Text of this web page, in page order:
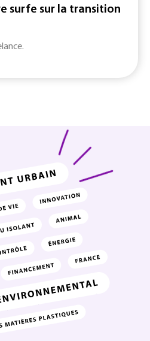
surfe sur la transition